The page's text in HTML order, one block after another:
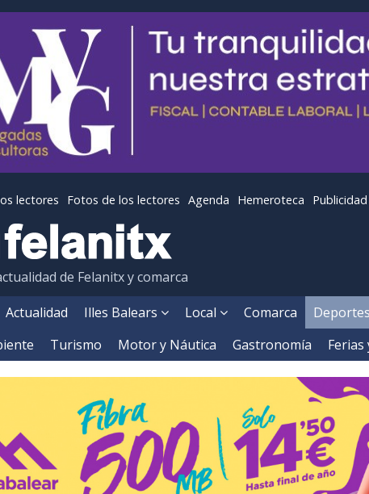
lectores Fotos de los lectores Agenda Hemeroteca Publicidad
de Felanitx y comarca
Actualidad Illes Balears Local Comarca Deportes
Turismo Motor y Náutica Gastronomía Ferias